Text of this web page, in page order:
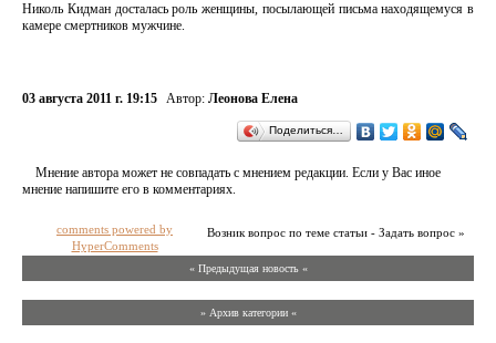
Николь Кидман досталась роль женщины, посылающей письма находящемуся в
камере смертников мужчине.
03 августа 2011 г. 19:15 Автор: Леонова Елена
Поделиться…
Мнение автора может не совпадать с мнением редакции. Если у Вас иное
мнение напишите его в комментариях.
Возник вопрос по теме статьи - Задать вопрос »
comments powered by
HyperComments
« Предыдущая новость «
» Архив категории «